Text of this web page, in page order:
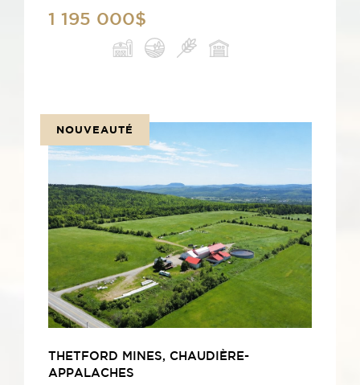
1 195 000$
NOUVEAUTÉ
THETFORD MINES, CHAUDIÈRE-
APPALACHES